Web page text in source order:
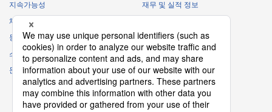
・
For requesting cooperation in questionnaire surveys, etc.
・
To report and notify government agencies and industry
associations
Shareholder personal information
・
For management of shareholders based on laws and regulations
・
To contact and deliver documents to shareholders
지속가능성
채용 정보
동아리
스폰서 활동
문의
재무 및 실적 정보
IR 캘린더
IR에 관한 자주 하는 질문
IR 정책
면책사항